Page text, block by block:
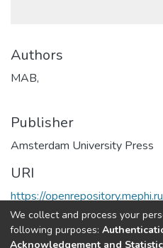
Authors
MAB,
Publisher
Amsterdam University Press
URI
https://
Full item page
We collect and process your
following purposes:
Acknowledgement and